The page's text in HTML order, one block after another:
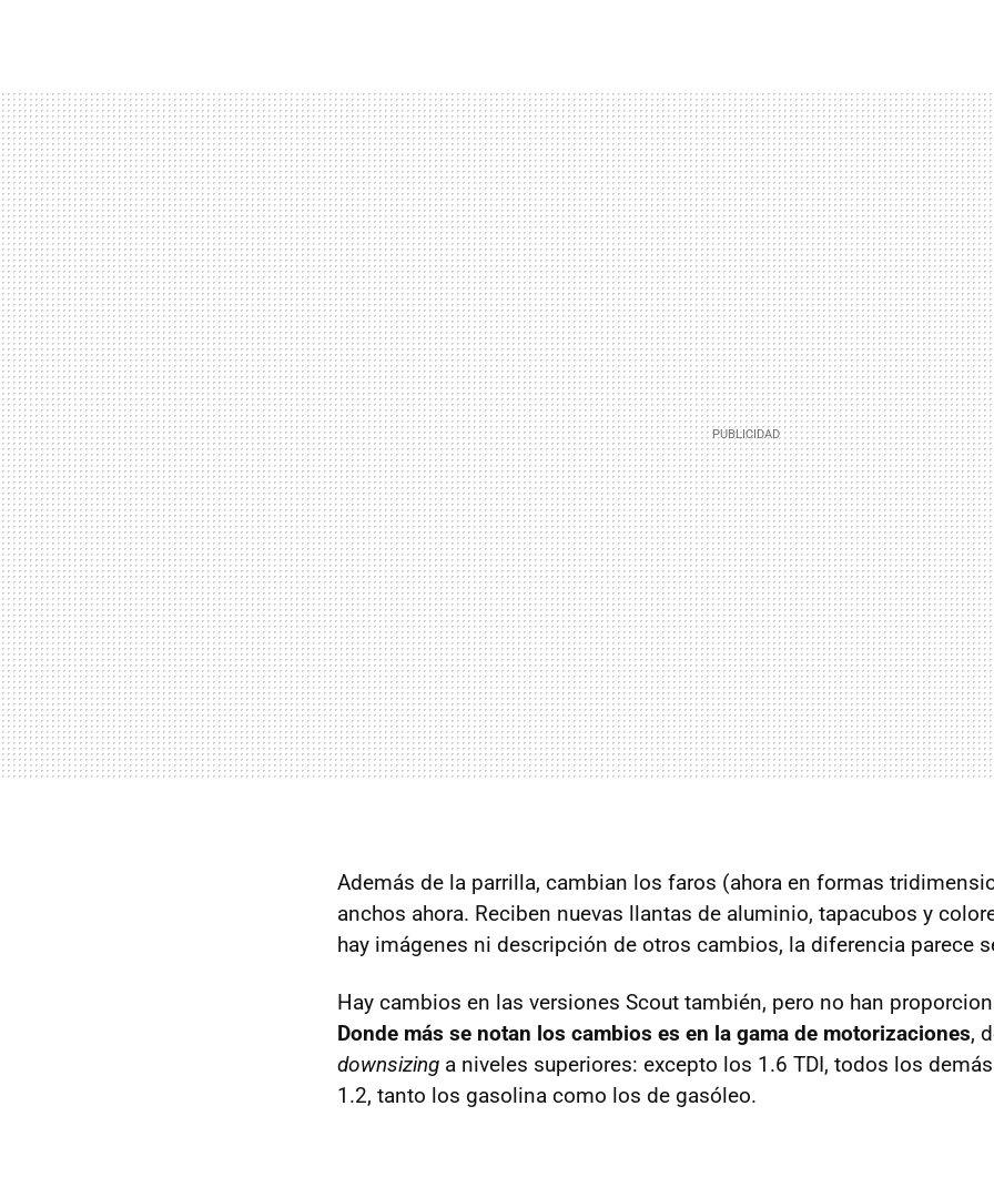
Además de la parrilla, cambian los faros (ahora en formas
anchos ahora. Reciben nuevas llantas de aluminio, tapacubos y
hay imágenes ni descripción de otros cambios, la diferencia parece
Hay cambios en las versiones Scout también, pero no han
Donde más se notan los cambios es en la gama de motorizaciones,
downsizing a niveles superiores: excepto los 1.6 TDI, todos los
1.2, tanto los gasolina como los de gasóleo.